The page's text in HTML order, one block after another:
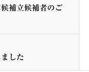
補立候補者のご
した